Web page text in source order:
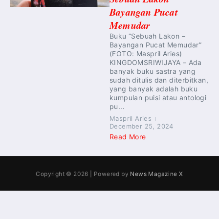
Bayangan Pucat
Memudar
Buku “Sebuah Lakon –
Bayangan Pucat Memudar”
(FOTO: Maspril Aries)
KINGDOMSRIWIJAYA – Ada
banyak buku sastra yang
sudah ditulis dan diterbitkan,
yang banyak adalah buku
kumpulan puisi atau antologi
pu...
Maspril Aries
December 25, 2024
Read More
Copyright © 2026 | Powered by News Magazine X